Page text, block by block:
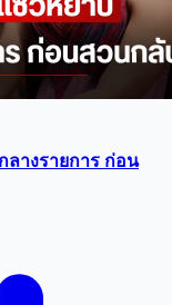
ลางรายการ ก่อน